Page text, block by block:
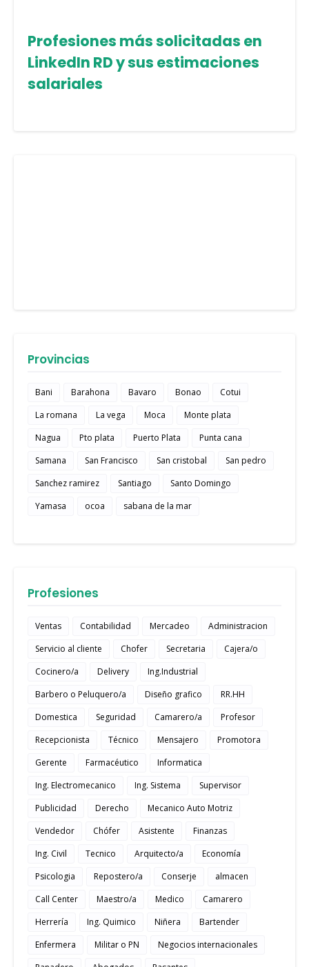
Profesiones más solicitadas en
LinkedIn RD y sus estimaciones
salariales
Provincias
Bani Barahona Bavaro Bonao
Cotui
La romana
La vega Moca
Monte plata
Nagua
Pto plata Puerto Plata
Punta cana
Samana
San Francisco San cristobal
San pedro
Sanchez ramirez
Santiago
Santo Domingo
Yamasa
ocoa sabana de la mar
Profesiones
Ventas Contabilidad Mercadeo
Administracion
Servicio al cliente
Chofer Secretaria
Cajera/o
Cocinero/a
Delivery
Ing.Industrial
Barbero o Peluquero/a
Diseño grafico
RR.HH
Domestica
Seguridad Camarero/a
Profesor
Recepcionista
Técnico Mensajero
Promotora
Gerente
Farmacéutico
Informatica
Ing. Electromecanico
Ing. Sistema
Supervisor
Publicidad
Derecho
Mecanico Auto Motriz
Vendedor
Chófer Asistente
Finanzas
Ing. Civil
Tecnico Arquitecto/a
Economía
Psicologia
Repostero/a Conserje
almacen
Call Center
Maestro/a Medico
Camarero
Herrería
Ing. Quimico Niñera
Bartender
Enfermera
Militar o PN
Negocios internacionales